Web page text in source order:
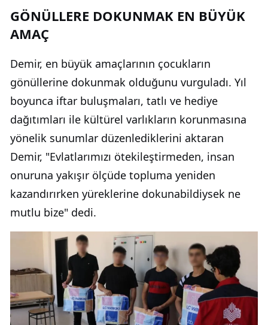
GÖNÜLLERE DOKUNMAK EN BÜYÜK
AMAÇ
Demir, en büyük amaçlarının çocukların
gönüllerine dokunmak olduğunu vurguladı. Yıl
boyunca iftar buluşmaları, tatlı ve hediye
dağıtımları ile kültürel varlıkların korunmasına
yönelik sunumlar düzenlediklerini aktaran
Demir, "Evlatlarımızı ötekileştirmeden, insan
onuruna yakışır ölçüde topluma yeniden
kazandırırken yüreklerine dokunabildiysek ne
mutlu bize" dedi.